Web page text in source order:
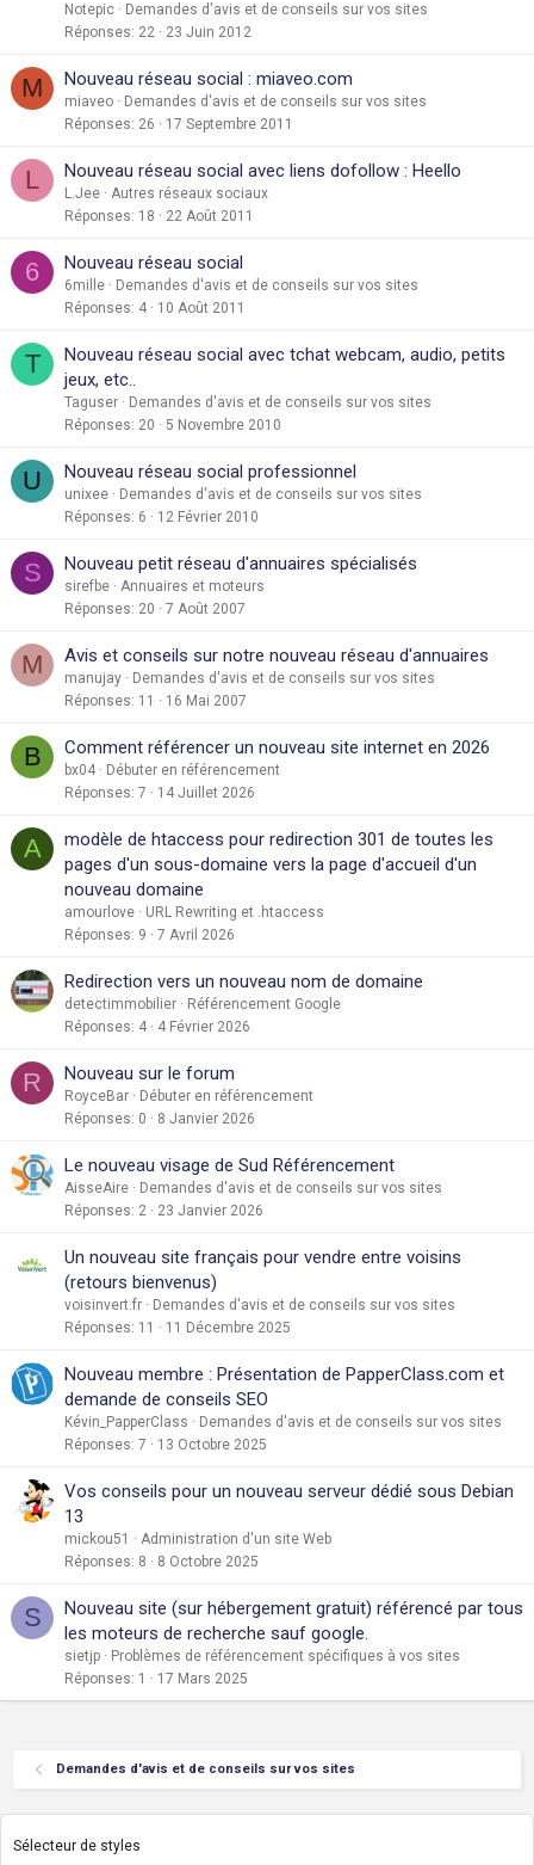
Notepic
Demandes d'avis et de conseils sur vos sites
Réponses 22 23 Juin 2012
M Nouveau réseau social : miaveo.com
miaveo
Demandes d'avis et de conseils sur vos sites
Réponses 26 17 Septembre 2011
L Nouveau réseau social avec liens dofollow : Heello
L.Jee
Autres réseaux sociaux
Réponses 18 22 Août 2011
6 Nouveau réseau social
6mille
Demandes d'avis et de conseils sur vos sites
Réponses 4 10 Août 2011
T
Nouveau réseau social avec tchat webcam, audio, petits
jeux, etc..
Taguser
Demandes d'avis et de conseils sur vos sites
Réponses 20 5 Novembre 2010
U Nouveau réseau social professionnel
unixee
Demandes d'avis et de conseils sur vos sites
Réponses 6 12 Février 2010
S Nouveau petit réseau d'annuaires spécialisés
sirefbe
Annuaires et moteurs
Réponses 20 7 Août 2007
M Avis et conseils sur notre nouveau réseau d'annuaires
manujay
Demandes d'avis et de conseils sur vos sites
Réponses 11 16 Mai 2007
B Comment référencer un nouveau site internet en 2026
bx04
Débuter en référencement
Réponses 7 14 Juillet 2026
A
modèle de htaccess pour redirection 301 de toutes les
pages d'un sous-domaine vers la page d'accueil d'un
nouveau domaine
amourlove
URL Rewriting et .htaccess
Réponses 9 7 Avril 2026
Redirection vers un nouveau nom de domaine
detectimmobilier
Référencement Google
Réponses 4 4 Février 2026
R Nouveau sur le forum
RoyceBar
Débuter en référencement
Réponses 0 8 Janvier 2026
Le nouveau visage de Sud Référencement
AisseAire
Demandes d'avis et de conseils sur vos sites
Réponses 2 23 Janvier 2026
Un nouveau site français pour vendre entre voisins
(retours bienvenus)
voisinvert.fr
Demandes d'avis et de conseils sur vos sites
Réponses 11 11 Décembre 2025
Nouveau membre : Présentation de PapperClass.com et
demande de conseils SEO
Kévin_PapperClass
Demandes d'avis et de conseils sur vos sites
Réponses 7 13 Octobre 2025
Vos conseils pour un nouveau serveur dédié sous Debian
13
mickou51
Administration d'un site Web
Réponses 8 8 Octobre 2025
S
Nouveau site (sur hébergement gratuit) référencé par tous
les moteurs de recherche sauf google.
sietjp
Problèmes de référencement spécifiques à vos sites
Réponses 1 17 Mars 2025
Demandes d'avis et de conseils sur vos sites
Sélecteur de styles